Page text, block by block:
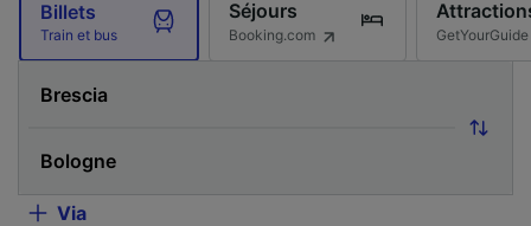
Billets
Train et bus
Séjours
Booking.com GetYourGuide
Via